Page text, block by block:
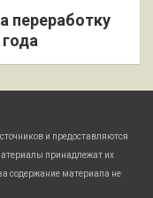
переработку
и предоставляются
принадлежат их
содержание материала не